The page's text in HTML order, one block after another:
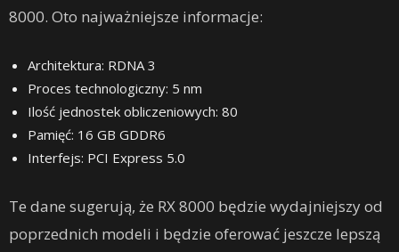
8000. Oto najważniejsze informacje:
Architektura: RDNA 3
Proces technologiczny: 5 nm
Ilość jednostek obliczeniowych: 80
Pamięć: 16 GB GDDR6
Interfejs: PCI Express 5.0
Te dane sugerują, że RX 8000 będzie wydajniejszy od
poprzednich modeli i będzie oferować jeszcze lepszą